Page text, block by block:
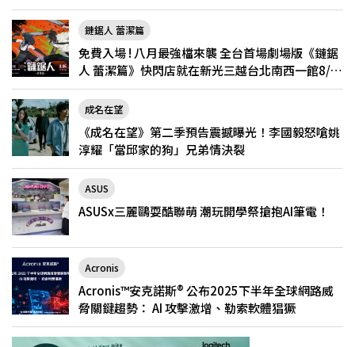
鏈鋸人 蕾潔篇
免費入場 ! 八月最強檔來襲 全台首場劇場版《鏈鋸
人 蕾潔篇》快閃店就在新光三越台北南西一館8/6
限定登場
成名在望
《成名在望》第二季預告震撼曝光！李國毅怒嗆姚
淳耀「當邱家的狗」兄弟情決裂
ASUS
ASUSx三麗鷗耍酷聯萌 潮玩開學祭搶抱AI筆電！
Acronis
Acronis™安克諾斯® 公布2025下半年全球網路威
脅關鍵趨勢： AI 攻擊激增、勒索軟體猖獗